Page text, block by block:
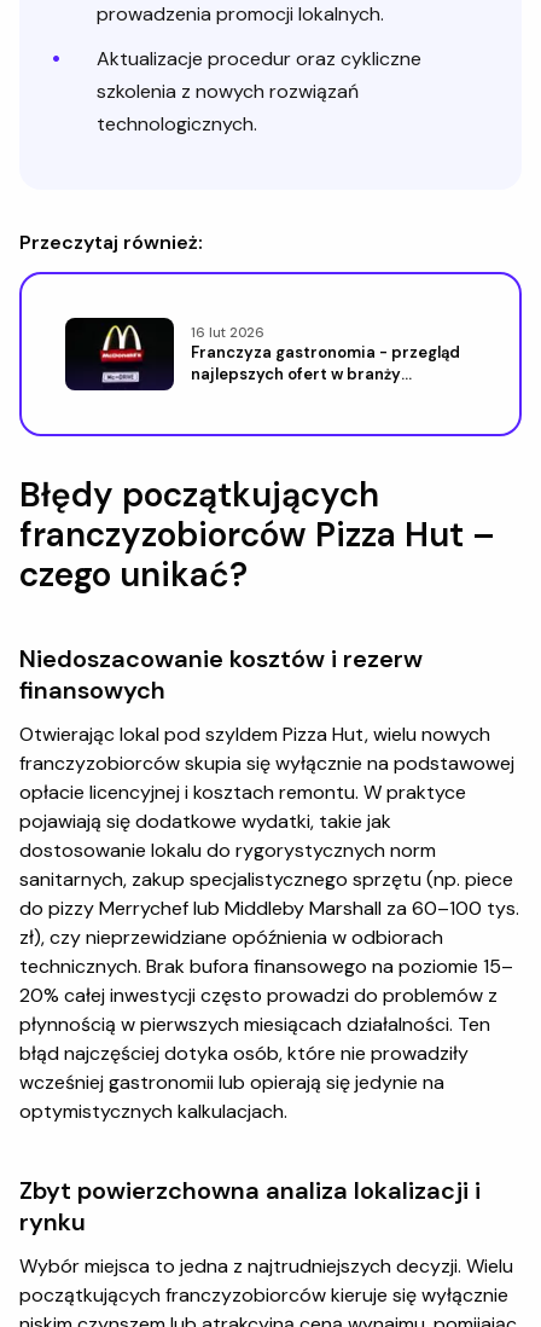
prowadzenia promocji lokalnych.
Aktualizacje procedur oraz cykliczne
szkolenia z nowych rozwiązań
technologicznych.
Przeczytaj również:
16 lut 2026
Franczyza gastronomia - przegląd
najlepszych ofert w branży
Błędy początkujących
franczyzobiorców Pizza Hut –
czego unikać?
Niedoszacowanie kosztów i rezerw
finansowych
Otwierając lokal pod szyldem Pizza Hut, wielu nowych
franczyzobiorców skupia się wyłącznie na podstawowej
opłacie licencyjnej i kosztach remontu. W praktyce
pojawiają się dodatkowe wydatki, takie jak
dostosowanie lokalu do rygorystycznych norm
sanitarnych, zakup specjalistycznego sprzętu (np. piece
do pizzy Merrychef lub Middleby Marshall za 60–100 tys.
zł), czy nieprzewidziane opóźnienia w odbiorach
technicznych. Brak bufora finansowego na poziomie 15–
20% całej inwestycji często prowadzi do problemów z
płynnością w pierwszych miesiącach działalności. Ten
błąd najczęściej dotyka osób, które nie prowadziły
wcześniej gastronomii lub opierają się jedynie na
optymistycznych kalkulacjach.
Zbyt powierzchowna analiza lokalizacji i
rynku
Wybór miejsca to jedna z najtrudniejszych decyzji. Wielu
początkujących franczyzobiorców kieruje się wyłącznie